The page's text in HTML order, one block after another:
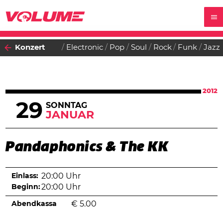
Konzert Electronic Pop Soul Rock Funk Jazz
2012
29 SONNTAG
JANUAR
Pandaphonics & The KK
Einlass: 20:00 Uhr
Beginn:20:00 Uhr
Abendkassa € 5.00